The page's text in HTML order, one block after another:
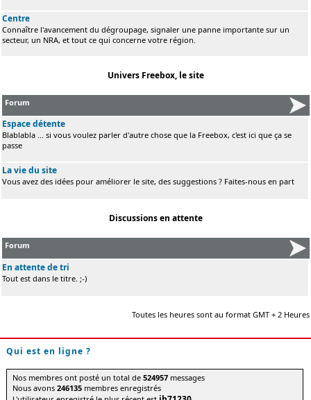
Centre
Connaître l'avancement du dégroupage, signaler une panne importante sur un
secteur, un NRA, et tout ce qui concerne votre région.
Univers Freebox, le site
Forum
Espace détente
Blablabla ... si vous voulez parler d'autre chose que la Freebox, c'est ici que ça se
passe
La vie du site
Vous avez des idées pour améliorer le site, des suggestions ? Faites-nous en part
Discussions en attente
Forum
En attente de tri
Tout est dans le titre. ;-)
Toutes les heures sont au format GMT + 2 Heures
Qui est en ligne ?
Nos membres ont posté un total de524957 messages
Nous avons246135 membres enregistrés